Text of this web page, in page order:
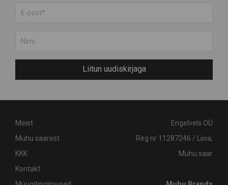
Liitun uudiskirjaga
Meist
Muhu saarest
KKK
Kontakt
Engelvels OÜ
Reg nr 11287246 / Liiva,
Muhu saar